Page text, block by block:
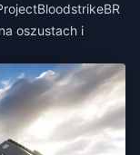
oszustach i